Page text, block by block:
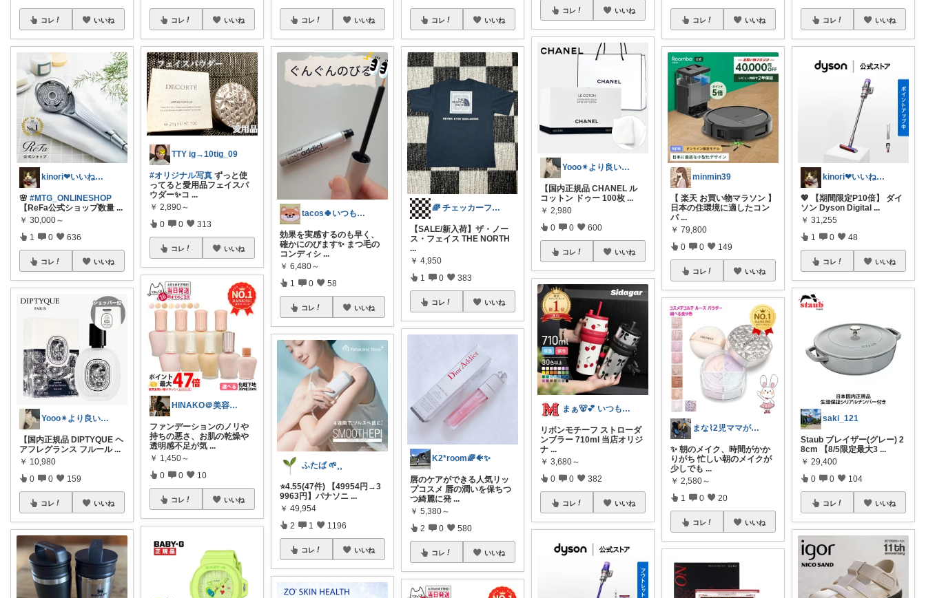
コレ いいね
kinori❤︎いいねご購入感謝です💝
🌸 #MTG_ONLINESHOP
【ReFa公式ショップ数量 ...
￥ 30,000～
1 0 636
コレ いいね
Yooo✴︎より良い暮らし✴︎
【国内正規品 DIPTYQUE ヘ
アフレグランス フルール...
￥ 10,980
0 0 159
コレ いいね
コレ いいね
TTY ig→10tig_09
#オリジナル写真 ずっと使
ってると愛用品フェイスパ
ウダー✨コ ...
￥ 2,890～
0 0 313
コレ いいね
HINAKO＠美容大好き💄💗
ファンデーションのノリや
持ちの悪さ、お肌の乾燥や
透明感不足が気 ...
￥ 1,450～
0 0 10
コレ いいね
コレ いいね
tacos🍀いつも感謝❤(ӦｖӦ｡)
効果を実感するのも早く、
確かにのびます✨️ まつ毛の
コンディシ ...
￥ 6,480～
1 0 58
コレ いいね
ふたば 🌱⸒⸒
⭐️4.55(47件) 【49954円→3
9963円】パナソニ ...
￥ 49,954
2 1 1196
コレ いいね
コレ いいね
🌈 チェッカーフラッグ 🌺
【SALE/新入荷】ザ・ノー
ス・フェイス THE NORTH
...
￥ 4,950
1 0 383
コレ いいね
K2*room🌈🐠✨
唇のケアができる人気リッ
プコスメ 唇の潤いを保ちつ
つ綺麗に発 ...
￥ 5,380～
2 0 580
コレ いいね
コレ いいね
Yooo✴︎より良い暮らし✴︎
【国内正規品 CHANEL ル
コットン ドゥー 100枚 ...
￥ 2,980
0 0 600
コレ いいね
まぁ🐻💕 いつもありがとう💓
リボンモチーフ ストローダ
ンブラー 710ml 当店オリジ
ナ ...
￥ 3,680～
0 0 382
コレ いいね
コレ いいね
minmin39
【 楽天 お買い物マラソン 】
日本の住環境に適したコン
パ ...
￥ 79,800
0 0 149
コレ いいね
まな⌇2児ママが目指すゆとりある暮らし
✨ 朝のメイク、時間がかか
りがち 忙しい朝のメイクが
少しでも ...
￥ 2,580～
1 0 20
コレ いいね
コレ いいね
kinori❤︎いいねご購入感謝です💝
💖 【期間限定P10倍】 ダイ
ソン Dyson Digital ...
￥ 31,255
1 0 48
コレ いいね
saki_121
Staub ブレイザー(グレー) 2
8cm 【8/5限定最大3 ...
￥ 29,400
0 0 104
コレ いいね